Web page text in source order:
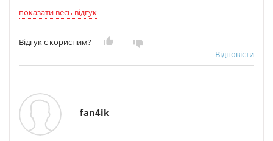
показати весь відгук
Відгук є корисним?
Відповісти
fan4ik